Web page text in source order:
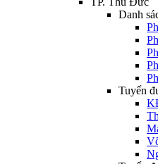
Danh
Tuyến